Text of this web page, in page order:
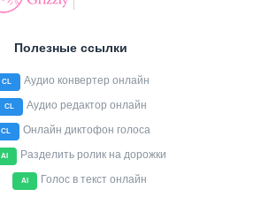
Полезные ссылки
CL Аудио конвертер онлайн
CL Аудио редактор онлайн
CL Онлайн диктофон голоса
AI Разделить ролик на дорожки
AI Голос в текст онлайн